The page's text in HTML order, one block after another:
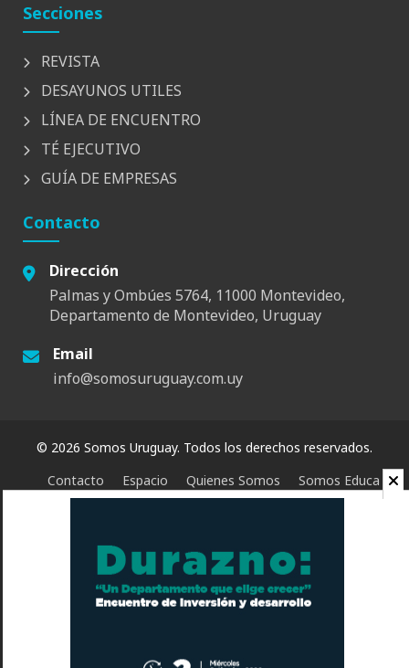
Secciones
REVISTA
DESAYUNOS UTILES
LÍNEA DE ENCUENTRO
TÉ EJECUTIVO
GUÍA DE EMPRESAS
Contacto
Dirección
Palmas y Ombúes 5764, 11000 Montevideo,
Departamento de Montevideo, Uruguay
Email
info@somosuruguay.com.uy
© 2026 Somos Uruguay. Todos los derechos reservados.
Contacto
Espacio Quienes Somos Somos Educa